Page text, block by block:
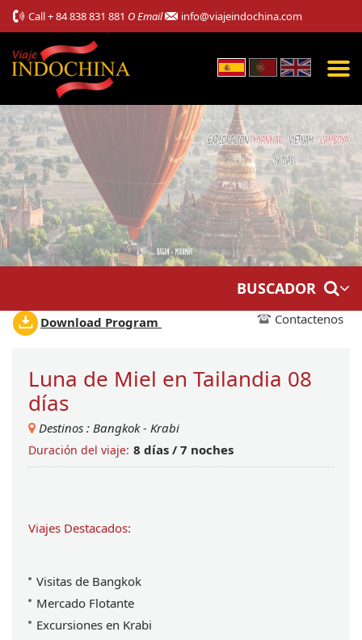
Call+ 84 838 831 881 O Email info@viajeindochina.com
BUSCADOR
Download Program Contactenos
Luna de Miel en Tailandia 08
días
Destinos : Bangkok- Krabi
Duración del viaje: 8 dí­as / 7 noches
Viajes Destacados:
Visitas de Bangkok
Mercado Flotante
Excursiones en Krabi